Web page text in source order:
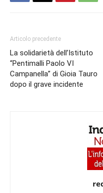
Articolo precedente
La solidarietà dell’Istituto
“Pentimalli Paolo VI
Campanella” di Gioia Tauro
dopo il grave incidente